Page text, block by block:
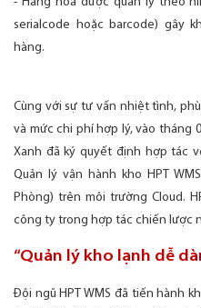
serialcode hoặc barcode) gây
hàng.
Cùng với sự tư vấn nhiệt tình,
và mức chi phí hợp lý, vào tháng
Xanh đã ký quyết định hợp tác
Quản lý vận hành kho HPT
Phòng) trên môi trường Cloud.
công ty trong hợp tác chiến lược
“Quản lý kho lạnh dễ
Đội ngũ HPT WMS đã tiến hành